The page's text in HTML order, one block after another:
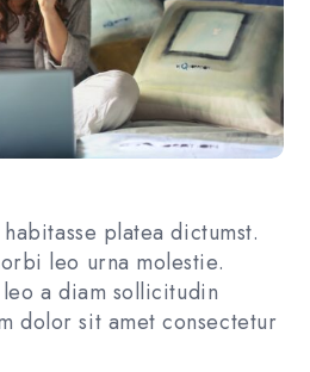
platea dictumst.
leo urna molestie.
a diam sollicitudin
dolor sit amet consectetur